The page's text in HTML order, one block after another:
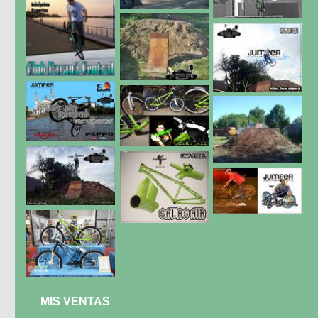
MIS VENTAS